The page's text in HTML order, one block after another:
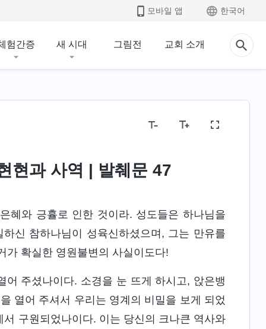
모바일 앱 한국어
험간증 새 시대 그림전 교회 소개
어떠하심 성경의 비밀 종교 관념 폭로
현과 사역 | 발췌문 47
혜와 긍휼로 인한 것이라. 성도들은 하나님을
신 참하나님이 성육신하셨으며, 그는 만유를
가 확실한 영원불변의 사실이도다!
주셨나이다. 소경을 눈 뜨게 하시고, 앉은뱅
열어 주셔서 우리는 영계의 비밀을 보게 되었
구원되었나이다. 이는 당신의 크나큰 역사와